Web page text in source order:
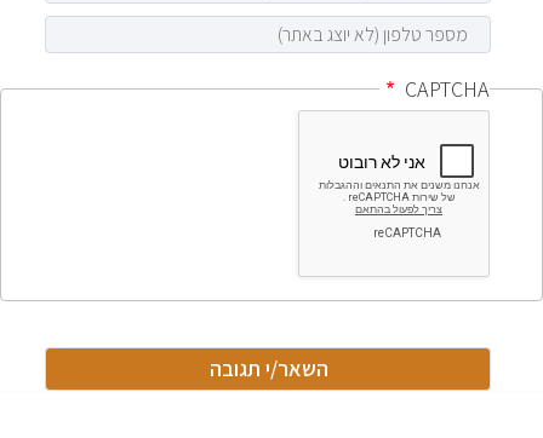
CAPTCHA